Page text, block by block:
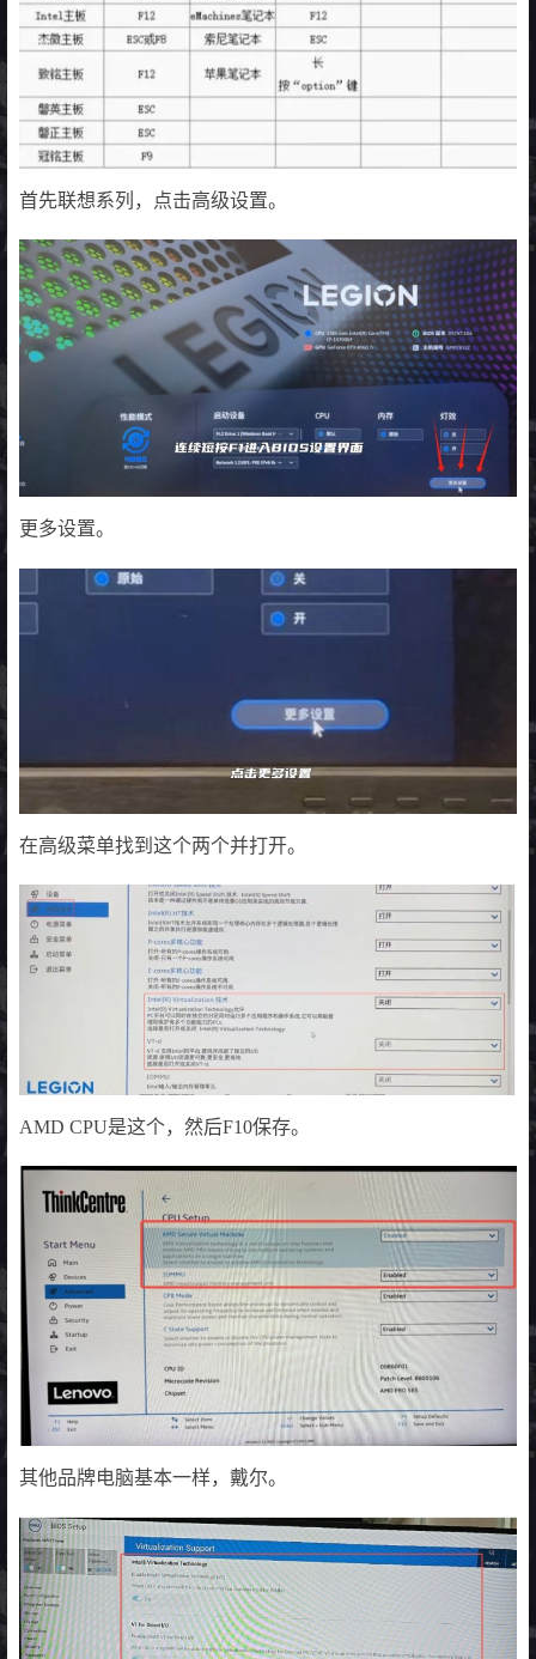
首先联想系列，点击高级设置。
更多设置。
在高级菜单找到这个两个并打开。
AMD CPU是这个，然后F10保存。
其他品牌电脑基本一样，戴尔。